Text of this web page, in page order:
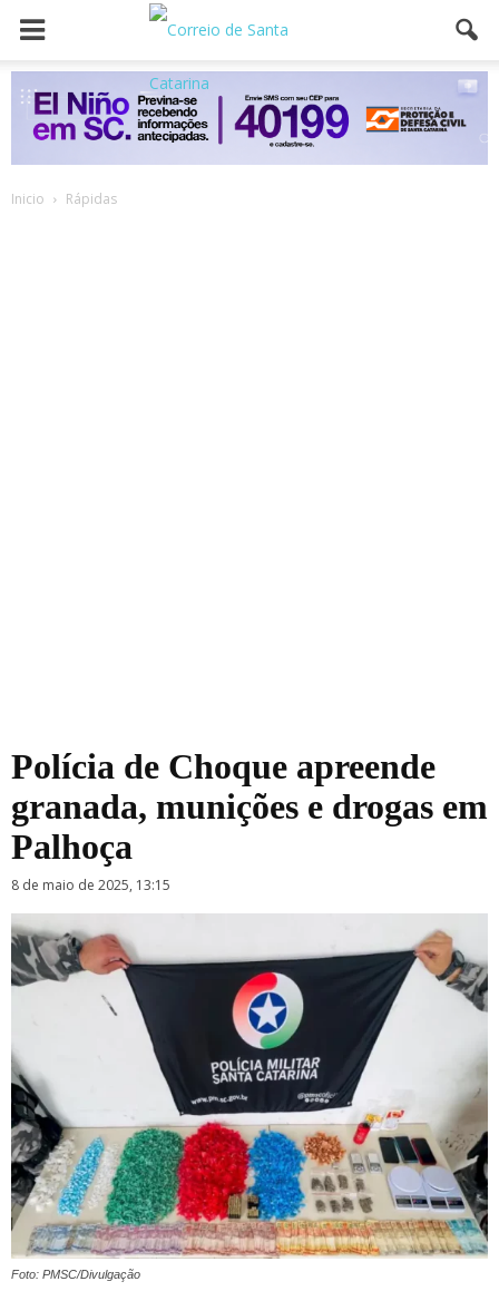
Inicio Rápidas
Polícia de Choque apreende
granada, munições e drogas em
Palhoça
8 de maio de 2025, 13:15
Foto: PMSC/Divulgação